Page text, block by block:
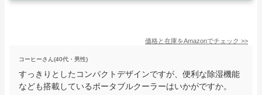
価格と在庫をAmazonでチェック >>
コーヒーさん(40代・男性)
すっきりとしたコンパクトデザインですが、便利な除湿機能
なども搭載しているポータブルクーラーはいかがですか。